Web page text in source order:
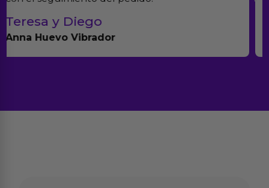
Paula A.
Brightpurple Vibrador y Rotador